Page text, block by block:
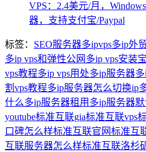
VPS：2.4美元/月，
器，支持支付宝/Paypal
标签： SEO服务器多ipvps多ip外
多ip vps和弹性公网 多ip vps安装
vps教程多ip vps用处多ip服务器
割vps教程多ip服务器怎么切换ip
什么多ip服务器租用 多ip服务器
youtube标准互联gia标准互联vps
口碑怎么样标准互联官网标准互
互联服务器怎么样标准互联洛杉